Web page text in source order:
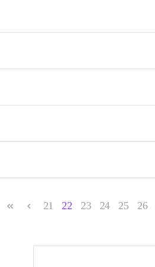
21 22 23 24 25 26